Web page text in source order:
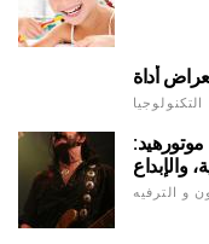
أداة
التكنولوجيا
والإبداع
و الترفيه